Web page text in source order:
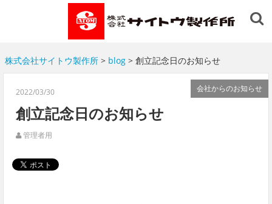
株式会社サイトウ製作所> blog> 創立記念日のお知らせ
会社からのお知らせ
2022/03/30
創立記念日のお知らせ
管理者用